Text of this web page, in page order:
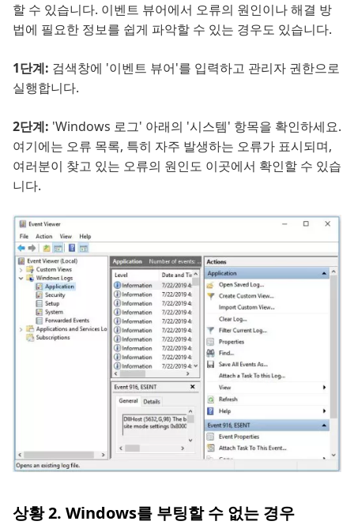
할 수 있습니다. 이벤트 뷰어에서 오류의 원인이나 해결 방
법에 필요한 정보를 쉽게 파악할 수 있는 경우도 있습니다.
1단계: 검색창에 '이벤트 뷰어'를 입력하고 관리자 권한으로
실행합니다.
2단계: 'Windows 로그' 아래의 '시스템' 항목을 확인하세요.
여기에는 오류 목록, 특히 자주 발생하는 오류가 표시되며,
여러분이 찾고 있는 오류의 원인도 이곳에서 확인할 수 있습
니다.
상황 2. Windows를 부팅할 수 없는 경우